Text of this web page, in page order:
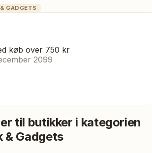
GADGETS
køb over 750 kr
2099
til butikker i kategorien
& Gadgets